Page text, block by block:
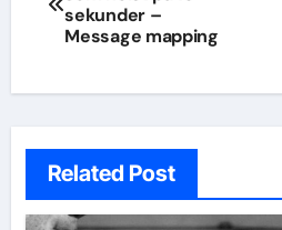
sekunder –
Message mapping
Related Post